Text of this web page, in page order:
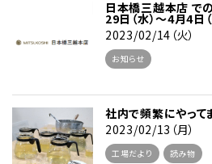
日本橋三越本店 で
29日（水）～4月4日（
2023/02/14（火）
お知らせ
社内で頻繁にやって
2023/02/13（月）
工場だより 読み物